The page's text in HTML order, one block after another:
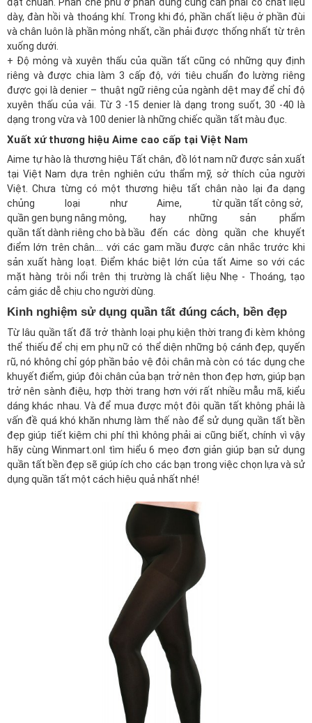
dày, đàn hồi và thoáng khí. Trong khi đó, phần chất liệu ở phần đùi
và chân luôn là phần mỏng nhất, cần phải được thống nhất từ trên
xuống dưới.
+ Độ mỏng và xuyên thấu của quần tất cũng có những quy định
riêng và được chia làm 3 cấp độ, với tiêu chuẩn đo lường riêng
được gọi là denier – thuật ngữ riêng của ngành dệt may để chỉ độ
xuyên thấu của vải. Từ 3 -15 denier là dạng trong suốt, 30 -40 là
dạng trong vừa và 100 denier là những chiếc quần tất màu đục.
Xuất xứ thương hiệu Aime cao cấp tại Việt Nam
Aime tự hào là thương hiệu Tất chân, đồ lót nam nữ được sản xuất
tại Việt Nam dựa trên nghiên cứu thẩm mỹ, sở thích của người
Việt. Chưa từng có một thương hiệu tất chân nào lại đa dạng
chủng loại như Aime, từ quần tất công sở,
quần gen bụng nâng mông, hay những sản phẩm
quần tất dành riêng cho bà bầu đến các dòng quần che khuyết
điểm lớn trên chân.... với các gam mầu được cân nhắc trước khi
sản xuất hàng loạt. Điểm khác biệt lớn của tất Aime so với các
mặt hàng trôi nổi trên thị trường là chất liệu Nhẹ - Thoáng, tạo
cảm giác dễ chịu cho người dùng
Kinh nghiệm sử dụng quần tất đúng cách, bền đẹp
Từ lâu quần tất đã trở thành loại phụ kiện thời trang đi kèm không
thể thiếu để chị em phụ nữ có thể diện những bộ cánh đẹp, quyến
rũ, nó không chỉ góp phần bảo vệ đôi chân mà còn có tác dụng che
khuyết điểm, giúp đôi chân của bạn trở nên thon đẹp hơn, giúp bạn
trở nên sành điệu, hợp thời trang hơn với rất nhiều mẫu mã, kiểu
dáng khác nhau. Và để mua được một đôi quần tất không phải là
vấn đề quá khó khăn nhưng làm thế nào để sử dụng quần tất bền
đẹp giúp tiết kiệm chi phí thì không phải ai cũng biết, chính vì vậy
hãy cùngWinmart.on l tìm hiểu 6 mẹo đơn giản giúp bạn sử dụng
quần tất bền đẹp sẽ giúp ích cho các bạn trong việc chọn lựa và sử
dụng quần tất một cách hiệu quả nhất nhé!